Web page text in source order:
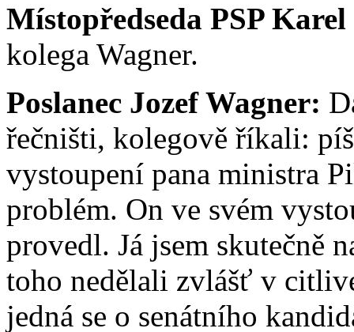
Místopředseda PSP
kolega Wagner.
Poslanec Jozef Wagner:
řečništi, kolegově říkali:
vystoupení pana ministra
problém. On ve svém
provedl. Já jsem skutečně
toho nedělali zvlášť v
jedná se o senátního